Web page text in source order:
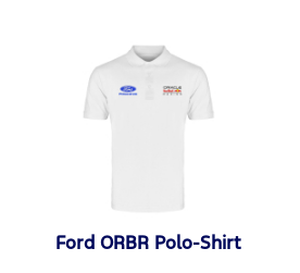
Ford ORBR Polo-Shirt